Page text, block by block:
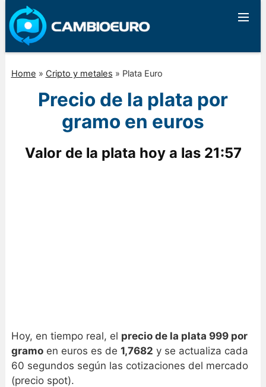
Home » Cripto y metales » Plata Euro
Precio de la plata por
gramo en euros
Valor de la plata hoy a las 21:57
Hoy, en tiempo real, el precio de la plata 999 por
gramoen euros es de 1,7682 y se actualiza cada
60 segundos según las cotizaciones del mercado
(precio spot).